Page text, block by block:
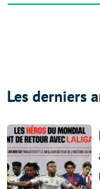
Les derniers